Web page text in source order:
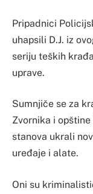
Pripadnici
uhapsili D.J. iz
seriju teških
uprave.
Sumnjiče se za
Zvornika i
stanova ukrali
uređaje i alate.
Oni su